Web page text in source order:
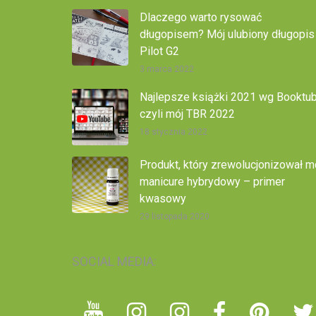
Dlaczego warto rysować
długopisem? Mój ulubiony długopis
Pilot G2
3 marca 2022
Najlepsze książki 2021 wg
czyli mój TBR 2022
18 stycznia 2022
Produkt, który zrewolucjonizował
manicure hybrydowy – primer
kwasowy
29 listopada 2020
SOCIAL MEDIA: